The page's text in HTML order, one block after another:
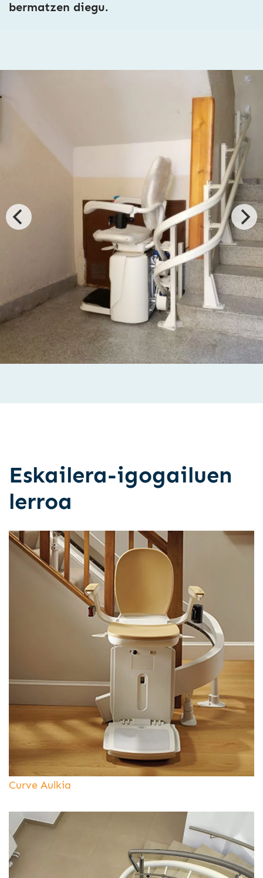
bermatzen diegu.
Eskailera-igogailuen
lerroa
Curve Aulkia